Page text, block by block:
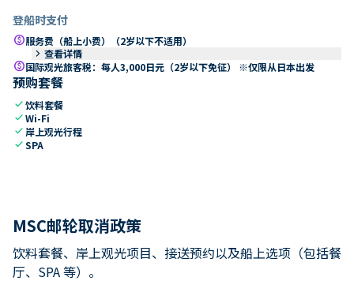
登船时支付
paid服务费（船上小费）（2岁以下不适用）
keyboard_arrow_right 查看详情
paid国际观光旅客税：每人3,000日元（2岁以下免征） ※仅限从日本出发
预购套餐
check饮料套餐
checkWi-Fi
check 岸上观光行程
checkSPA
MSC邮轮取消政策
饮料套餐、岸上观光项目、接送预约以及船上选项（包括餐
厅、SPA 等）。